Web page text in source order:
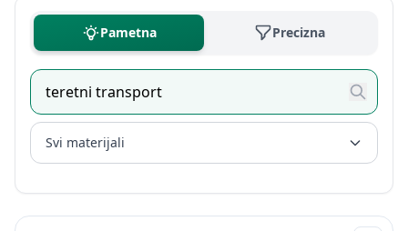
Pametna Precizna
Svi materijali